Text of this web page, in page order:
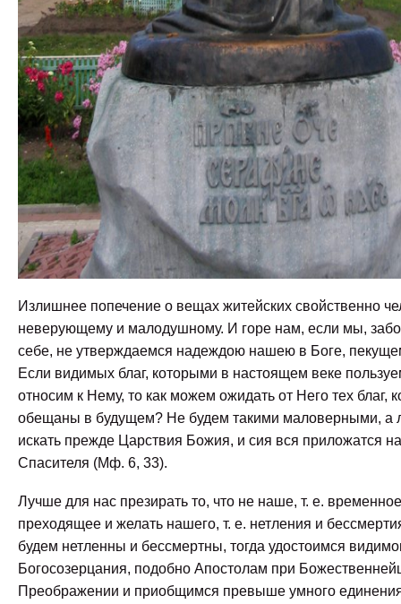
Излишнее попечение о вещах житейских свойственно
неверующему и малодушному. И горе нам, если мы,
себе, не утверждаемся надеждою нашею в Боге,
Если видимых благ, которыми в настоящем веке
относим к Нему, то как можем ожидать от Него тех благ,
обещаны в будущем? Не будем такими маловерными, а
искать прежде Царствия Божия, и сия вся приложатся
Спасителя (Мф. 6, 33).
Лучше для нас презирать то, что не наше, т. е.
преходящее и желать нашего, т. е. нетления и
будем нетленны и бессмертны, тогда удостоимся
Богосозерцания, подобно Апостолам при
Преображении и приобщимся превыше умного